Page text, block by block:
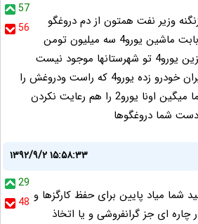
57
56
وزير نفت همتون از دم دروغگو
هستين از يه طرف من بابت ماشين يورو4 سه ميليون تومن
اضافه دادم در حاليكه بنزين يورو4 تو شهرستانها موجود نيست
والان تمام محصولات ايران خودرو زده يورو4 كه راست ودروغش را
خدا ميداند واز طرفي شما ميگين اونا يورو2 را هم رعايت نكردن
شما دروغگوها
۱۳۹۲/۹/۲ ۱۵:۵۸:۳۳
29
48 شما میاد پایین برای حفظ کارگزها و
ای جز گرانفروشی و یا اتخاذ